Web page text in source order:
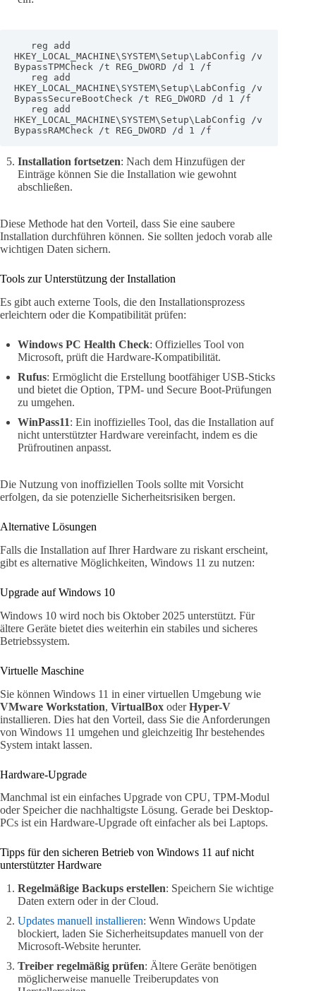
HKEY_LOCAL_MACHINE\SYSTEM\Setup\LabConfig /v
BypassTPMCheck /t REG_DWORD /d 1 /f
HKEY_LOCAL_MACHINE\SYSTEM\Setup\LabConfig /v
BypassSecureBootCheck /t REG_DWORD /d 1 /f
HKEY_LOCAL_MACHINE\SYSTEM\Setup\LabConfig /v
BypassRAMCheck /t REG_DWORD /d 1 /f
Installation fortsetzen: Nach dem Hinzufügen der
Einträge können Sie die Installation wie gewohnt
abschließen.
Diese Methode hat den Vorteil, dass Sie eine saubere
Installation durchführen können. Sie sollten jedoch vorab alle
wichtigen Daten sichern.
Tools zur Unterstützung der Installation
Es gibt auch externe Tools, die den Installationsprozess
erleichtern oder die Kompatibilität prüfen:
Windows PC Health Check: Offizielles Tool von
Microsoft, prüft die Hardware-Kompatibilität.
Rufus: Ermöglicht die Erstellung bootfähiger USB-Sticks
und bietet die Option, TPM- und Secure Boot-Prüfungen
zu umgehen.
WinPass11: Ein inoffizielles Tool, das die Installation auf
nicht unterstützter Hardware vereinfacht, indem es die
Prüfroutinen anpasst.
Die Nutzung von inoffiziellen Tools sollte mit Vorsicht
erfolgen, da sie potenzielle Sicherheitsrisiken bergen.
Alternative Lösungen
Falls die Installation auf Ihrer Hardware zu riskant erscheint,
gibt es alternative Möglichkeiten, Windows 11 zu nutzen:
Upgrade auf Windows 10
Windows 10 wird noch bis Oktober 2025 unterstützt. Für
ältere Geräte bietet dies weiterhin ein stabiles und sicheres
Betriebssystem.
Virtuelle Maschine
Sie können Windows 11 in einer virtuellen Umgebung wie
VMware Workstation, VirtualBox oderHyper-V
installieren. Dies hat den Vorteil, dass Sie die Anforderungen
von Windows 11 umgehen und gleichzeitig Ihr bestehendes
System intakt lassen.
Hardware-Upgrade
Manchmal ist ein einfaches Upgrade von CPU, TPM-Modul
oder Speicher die nachhaltigste Lösung. Gerade bei Desktop-
PCs ist ein Hardware-Upgrade oft einfacher als bei Laptops.
Tipps für den sicheren Betrieb von Windows 11 auf nicht
unterstützter Hardware
Regelmäßige Backups erstellen: Speichern Sie wichtige
Daten extern oder in der Cloud.
Updates manuell installieren: Wenn Windows Update
blockiert, laden Sie Sicherheitsupdates manuell von der
Microsoft-Website herunter.
Treiber regelmäßig prüfen: Ältere Geräte benötigen
möglicherweise manuelle Treiberupdates von